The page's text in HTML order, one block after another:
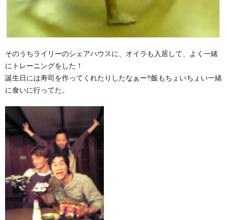
そのうちライリーのシェアハウスに、オイラも入居して、よく一緒
にトレーニングをした！
誕生日には寿司を作ってくれたりしたなぁー‼飯もちょいちょい一緒
に食いに行ってた。